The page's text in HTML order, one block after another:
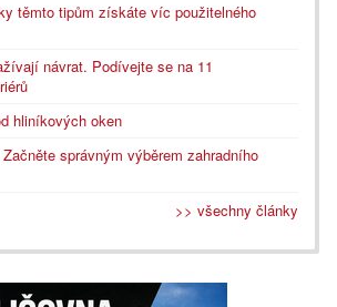
těmto tipům získáte víc použitelného
návrat. Podívejte se na 11
hliníkových oken
správným výběrem zahradního
>> všechny články